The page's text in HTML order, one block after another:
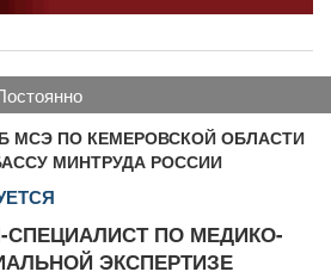
постоянно
МСЭ ПО КЕМЕРОВСКОЙ ОБЛАСТИ
МИНТРУДА РОССИИ
СПЕЦИАЛИСТ ПО МЕДИКО-
ЭКСПЕРТИЗЕ